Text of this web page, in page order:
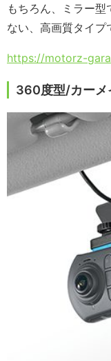
もちろん、ミラー
ない、高画質タイプ
https://motorz-
360度型/カーメ